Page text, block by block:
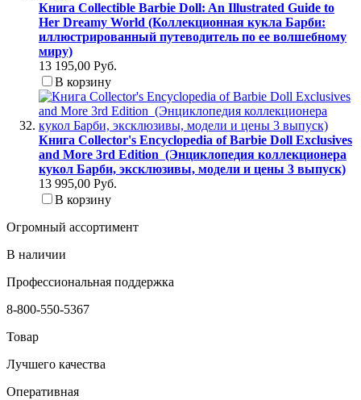
Книга Collectible Barbie Doll: An Illustrated Guide to
Her Dreamy World (Коллекционная кукла Барби:
иллюстрированный путеводитель по ее волшебному
миру)
13 195,00 Руб.
В корзину
Книга Collector's Encyclopedia of Barbie Doll Exclusives
and More 3rd Edition (Энциклопедия коллекционера
кукол Барби, эксклюзивы, модели и цены 3 выпуск)
13 995,00 Руб.
В корзину
Огромный ассортимент
В наличии
Профессиональная поддержка
8-800-550-5367
Товар
Лучшего качества
Оперативная